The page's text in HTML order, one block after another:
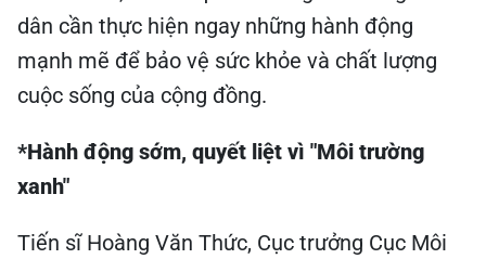
dân cần thực hiện ngay những hành động
mạnh mẽ để bảo vệ sức khỏe và chất lượng
cuộc sống của cộng đồng.
*Hành động sớm, quyết liệt vì "Môi trường
xanh"
Tiến sĩ Hoàng Văn Thức, Cục trưởng Cục Môi